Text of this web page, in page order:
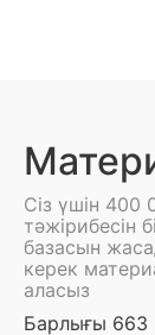
Сіз үшін 400
тәжірибесін
базасын
керек
аласыз
Барлығы 663